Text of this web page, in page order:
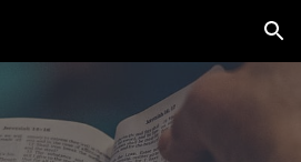
Skip to navigation